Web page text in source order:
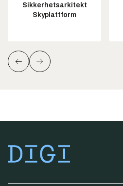
Sikkerhetsarkitekt
Skyplattform